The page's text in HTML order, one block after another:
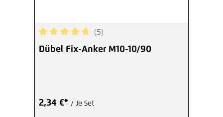
Durchschnittliche Bewertung von 4.8 von 5
(5)
Dübel Fix-Anker M10-10/90
2,34 €* / Je Set